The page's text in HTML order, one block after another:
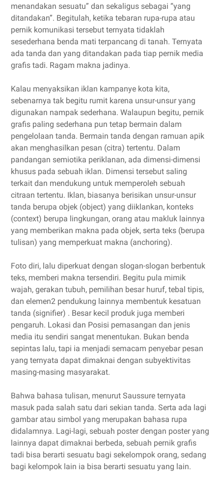
menandakan sesuatu” dan sekaligus sebagai “yang
ditandakan”. Begitulah, ketika tebaran rupa-rupa atau
pernik komunikasi tersebut ternyata tidaklah
sesederhana benda mati terpancang di tanah. Ternyata
ada tanda dan yang ditandakan pada tiap pernik media
grafis tadi. Ragam makna jadinya.
Kalau menyaksikan iklan kampanye kota kita,
sebenarnya tak begitu rumit karena unsur-unsur yang
digunakan nampak sederhana. Walaupun begitu, pernik
grafis paling sederhana pun tetap bermain dalam
pengelolaan tanda. Bermain tanda dengan ramuan apik
akan menghasilkan pesan (citra) tertentu. Dalam
pandangan semiotika periklanan, ada dimensi-dimensi
khusus pada sebuah iklan. Dimensi tersebut saling
terkait dan mendukung untuk memperoleh sebuah
citraan tertentu. Iklan, biasanya berisikan unsur-unsur
tanda berupa objek (object) yang diiklankan, konteks
(context) berupa lingkungan, orang atau makluk lainnya
yang memberikan makna pada objek, serta teks (berupa
tulisan) yang memperkuat makna (anchoring).
Foto diri, lalu diperkuat dengan slogan-slogan berbentuk
teks, memberi makna tersendiri. Begitu pula mimik
wajah, gerakan tubuh, pemilihan besar huruf, tebal tipis,
dan elemen2 pendukung lainnya membentuk kesatuan
tanda (signifier) . Besar kecil produk juga memberi
pengaruh. Lokasi dan Posisi pemasangan dan jenis
media itu sendiri sangat menentukan. Bukan benda
sepintas lalu, tapi ia menjadi semacam penyebar pesan
yang ternyata dapat dimaknai dengan subyektivitas
masing-masing masyarakat.
Bahwa bahasa tulisan, menurut Saussure ternyata
masuk pada salah satu dari sekian tanda. Serta ada lagi
gambar atau simbol yang merupakan bahasa rupa
didalamnya. Lagi-lagi, sebuah poster dengan poster yang
lainnya dapat dimaknai berbeda, sebuah pernik grafis
tadi bisa berarti sesuatu bagi sekelompok orang, sedang
bagi kelompok lain ia bisa berarti sesuatu yang lain.